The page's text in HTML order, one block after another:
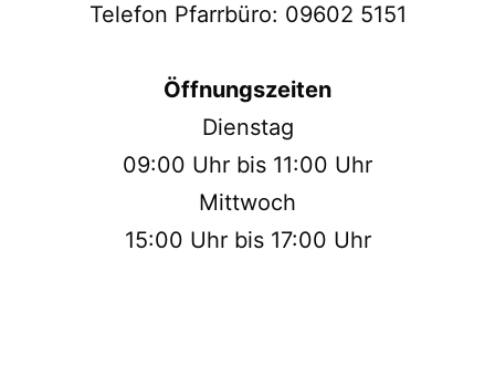
Telefon Pfarrbüro: 09602 5151
Öffnungszeiten
Dienstag
09:00 Uhr bis 11:00 Uhr
Mittwoch
15:00 Uhr bis 17:00 Uhr